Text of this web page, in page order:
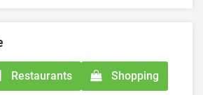
Restaurants Shopping